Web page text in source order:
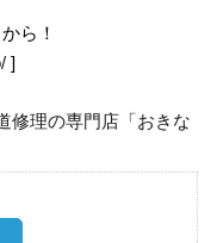
ら！
]
修理の専門店「おきな